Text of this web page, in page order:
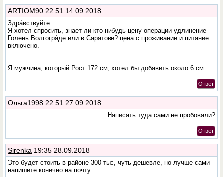
ARTIOM90 22:51 14.09.2018
Здра́вствуйте.
Я хотел спросить, знает ли кто-нибудь цену операции удлинение
Голень Волгогра́дe или в Cаратове? цена с проживание и питание
включено.
Я мужчина, который Рост 172 см, хотел бы добавить около 6 см.
Ответ
Ольга1998 22:51 27.09.2018
Написать туда сами не пробовали?
Ответ
Sirenka 19:35 28.09.2018
Это будет стоить в районе 300 тыс, чуть дешевле, но лучше сами
напишите конечно на почту